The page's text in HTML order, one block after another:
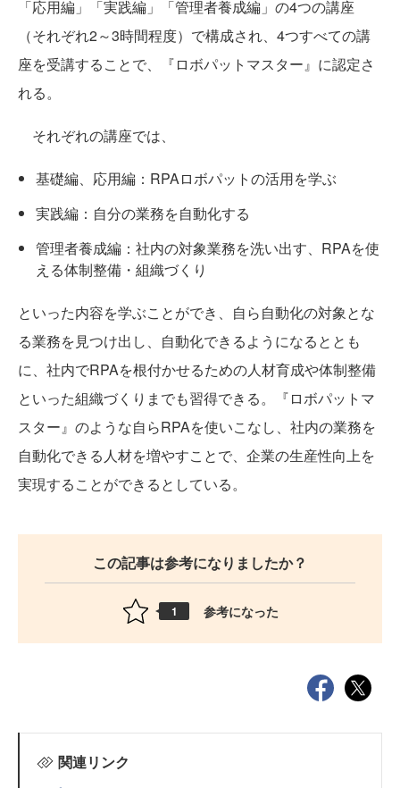
「応用編」「実践編」「管理者養成編」の4つの講座
（それぞれ2～3時間程度）で構成され、4つすべての講
座を受講することで、『ロボパットマスター』に認定さ
れる。
それぞれの講座では、
基礎編、応用編：RPAロボパットの活用を学ぶ
実践編：自分の業務を自動化する
管理者養成編：社内の対象業務を洗い出す、RPAを使
える体制整備・組織づくり
といった内容を学ぶことができ、自ら自動化の対象とな
る業務を見つけ出し、自動化できるようになるととも
に、社内でRPAを根付かせるための人材育成や体制整備
といった組織づくりまでも習得できる。『ロボパットマ
スター』のような自らRPAを使いこなし、社内の業務を
自動化できる人材を増やすことで、企業の生産性向上を
実現することができるとしている。
この記事は参考になりましたか？
1 参考になった
関連リンク